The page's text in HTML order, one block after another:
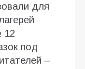
для
12
под
–